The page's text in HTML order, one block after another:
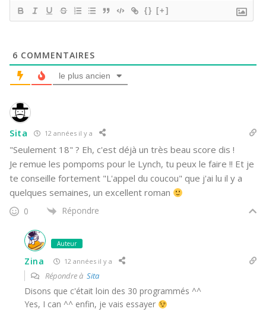
{} [+]
6 COMMENTAIRES
le plus ancien
Sita 12 années il y a
"Seulement 18" ? Eh, c'est déjà un très beau score dis !
Je remue les pompoms pour le Lynch, tu peux le faire !! Et je
te conseille fortement "L'appel du coucou" que j'ai lu il y a
quelques semaines, un excellent roman
0 Répondre
Auteur
Zina 12 années il y a
Répondre à Sita
Disons que c'était loin des 30 programmés ^^
Yes, I can ^^ enfin, je vais essayer